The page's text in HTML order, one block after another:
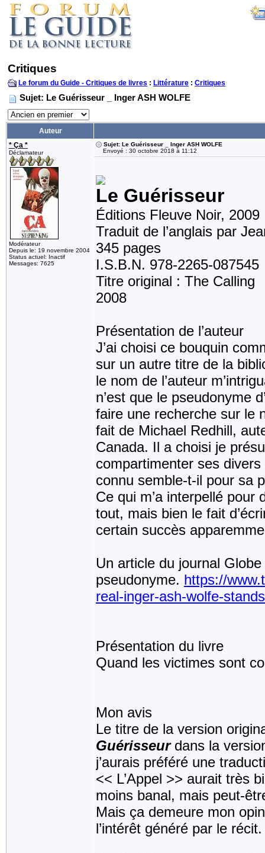
Critiques
Le forum du Guide - Critiques de livres : Littérature : Critiques
Sujet: Le Guérisseur _ Inger ASH WOLFE
Auteur
* Ça *
Déclamateur
Modérateur
Depuis le: 19 novembre 2004
Status actuel: Inactif
Messages: 7625
Sujet: Le Guérisseur _ Inger ASH WOLFE
Envoyé : 30 octobre 2018 à 11:12
Le Guérisseur
Éditions Fleuve
Traduit de l’anglais par
345 pages
I.S.B.N. 978-2265-087545
Titre original : The Calling
2008
Présentation de l’auteur
J’ai choisi ce bouquin
sur un autre titre de la
le nom de l’auteur
n’est que le pseudonyme
faire une recherche sur le
fait de Michael Redhill,
Canada. Il a choisi je
compartimenter ses
connu semble-t-il pour sa
Ce qui m’a interpellé pour
tout, mais bien le fait
certain succès
Un article du journal
pseudonyme. https://
real-inger-ash-wolfe-
Présentation du livre
Quand les victimes sont
Mon avis
Le titre de la version
Guérisseurdans la
j’aurais préféré une
<< L’Appel >> aurait très
moins banal, mais peut-
Mais ça demeure mon
l’intérêt généré par le récit.